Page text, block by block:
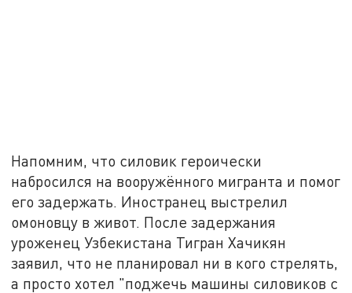
Напомним, что силовик героически
набросился на вооружённого мигранта и помог
его задержать. Иностранец выстрелил
омоновцу в живот. После задержания
уроженец Узбекистана Тигран Хачикян
заявил, что не планировал ни в кого стрелять,
а просто хотел "поджечь машины силовиков с